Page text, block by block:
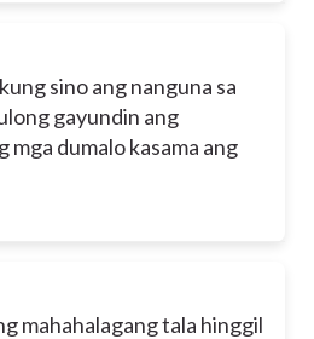
sino ang nanguna sa
gayundin ang
mga dumalo kasama ang
mahahalagang tala hinggil